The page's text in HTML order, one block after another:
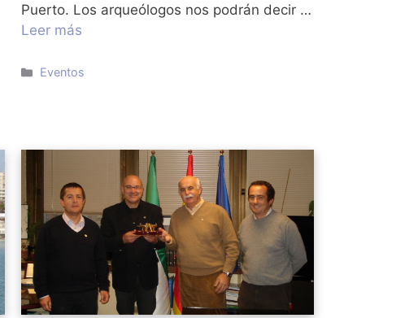
Puerto. Los arqueólogos nos podrán decir …
Leer más
Categorías
Eventos